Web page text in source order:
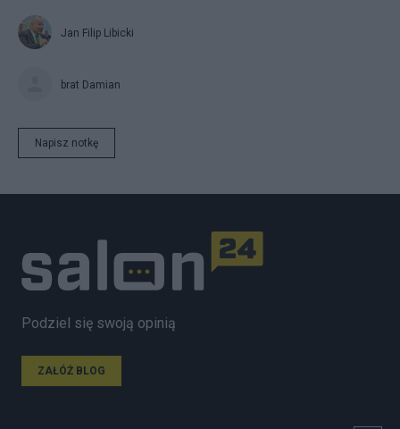
Jan Filip Libicki
brat Damian
Napisz notkę
Podziel się swoją opinią
ZAŁÓŻ BLOG